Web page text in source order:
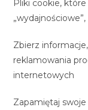
Pliki cookie,
Zbierz
reklamowania
internetowych
Zapamiętaj